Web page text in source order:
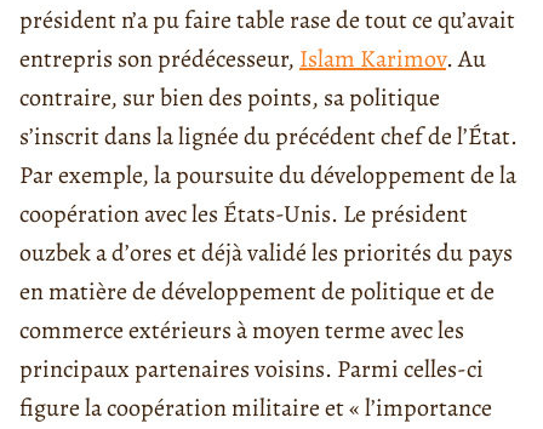
président n’a pu faire table rase de tout ce qu’avait
entrepris son prédécesseur, Islam Karimov. Au
contraire, sur bien des points, sa politique
s’inscrit dans la lignée du précédent chef de l’État.
Par exemple, la poursuite du développement de la
coopération avec les États-Unis. Le président
ouzbek a d’ores et déjà validé les priorités du pays
en matière de développement de politique et de
commerce extérieurs à moyen terme avec les
principaux partenaires voisins. Parmi celles-ci
figure la coopération militaire et « l’importance